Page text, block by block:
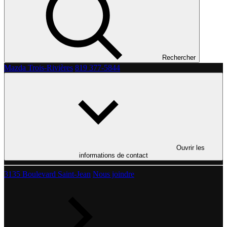
Rechercher
Mazda Trois-Rivières 819 377-5844
Ouvrir les
informations de contact
3135 Boulevard Saint-Jean Nous joindre